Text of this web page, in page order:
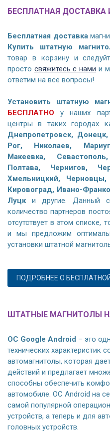
БЕСПЛАТНАЯ ДОСТАВКА
Бесплатная доставка
Купить штатную
товар в корзину и
просто свяжитесь с нами и
ответим на все вопросы!
Установить штатную
БЕСПЛАТНО у наших
центры в таких городах
Днепропетровск,
Рог, Николаев,
Макеевка,
Полтава, Чернигов,
Хмельницкий,
Кировоград, Ивано-
Луцки другие. Данный
количество партнеров
отсутствует в этом списке,
и мы предложим
установки штатной
ПОДРОБНЕЕ О
ШТАТНЫЕ МАГНИТОЛЫ НА
ОС Google Android – это
технических характеристик
автомагнитолы, которая
действий и предлагает
способны обеспечить
автомобиле. ОС Android на
самой популярной
устройств, а теперь и для
головных устройств.